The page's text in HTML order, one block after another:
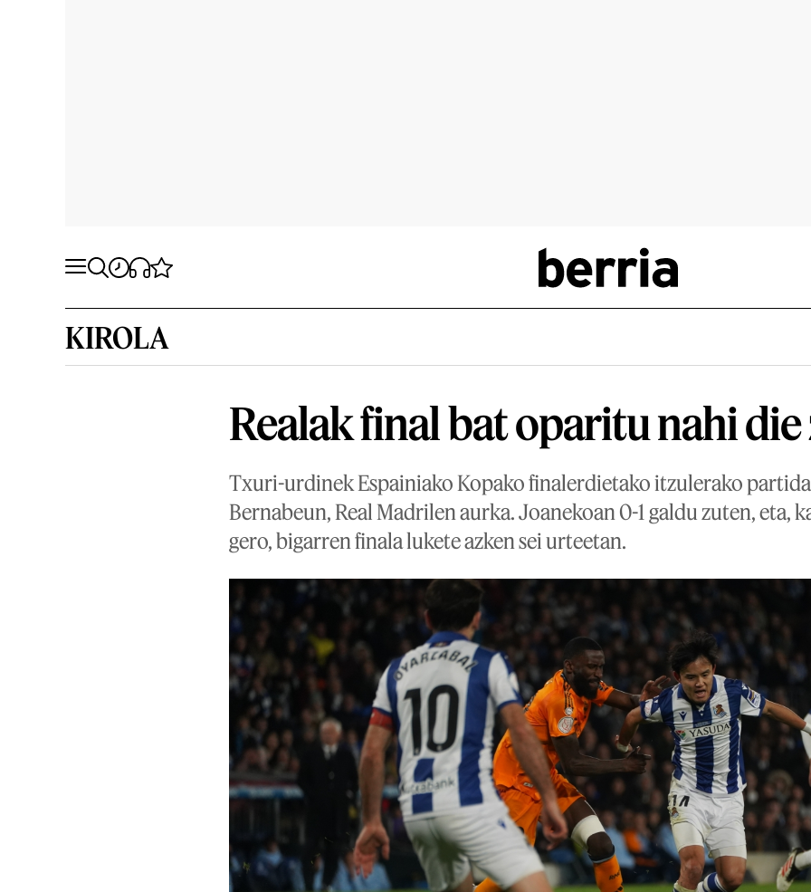
KIROLA
Realak final bat oparitu nahi die
Txuri-urdinek Espainiako Kopako finalerdietako itzulerako
Bernabeun, Real Madrilen aurka. Joanekoan 0-1 galdu zuten, eta,
gero, bigarren finala lukete azken sei urteetan.